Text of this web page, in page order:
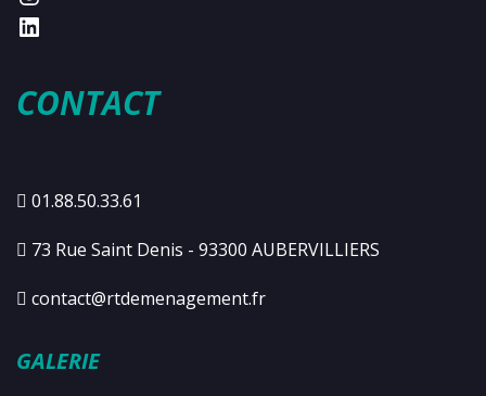
CONTACT
01.88.50.33.61
73 Rue Saint Denis - 93300 AUBERVILLIERS
contact@rtdemenagement.fr
GALERIE